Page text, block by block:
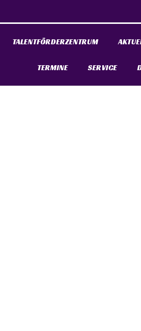
TALENTFÖRDERZENTRUM
TERMINE SERVICE